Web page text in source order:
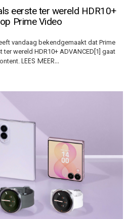
eerste ter wereld HDR10+
Prime Video
vandaag bekendgemaakt dat Prime
wereld HDR10+ ADVANCED[1] gaat
LEES MEER…